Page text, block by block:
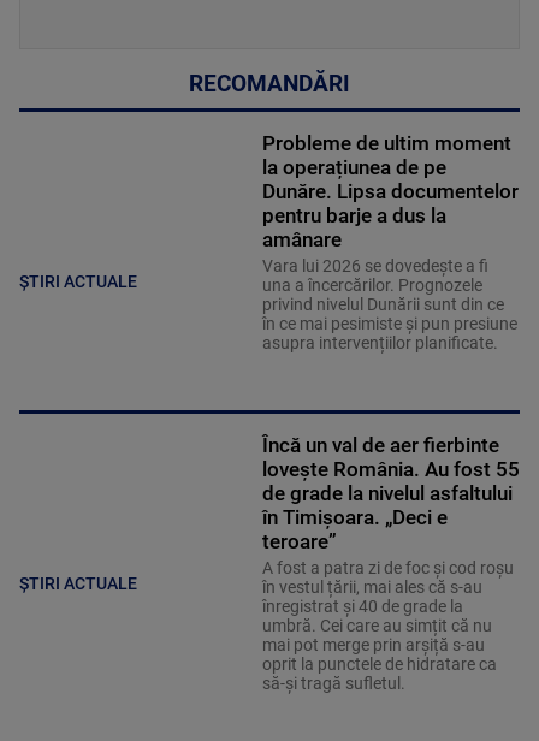
RECOMANDĂRI
ȘTIRI ACTUALE
Probleme de ultim moment
la operațiunea de pe
Dunăre. Lipsa documentelor
pentru barje a dus la
amânare
Vara lui 2026 se dovedește a fi
una a încercărilor. Prognozele
privind nivelul Dunării sunt din ce
în ce mai pesimiste și pun presiune
asupra intervențiilor planificate.
ȘTIRI ACTUALE
Încă un val de aer fierbinte
lovește România. Au fost 55
de grade la nivelul asfaltului
în Timișoara. „Deci e
teroare”
A fost a patra zi de foc și cod roșu
în vestul țării, mai ales că s-au
înregistrat și 40 de grade la
umbră. Cei care au simțit că nu
mai pot merge prin arșiță s-au
oprit la punctele de hidratare ca
să-și tragă sufletul.